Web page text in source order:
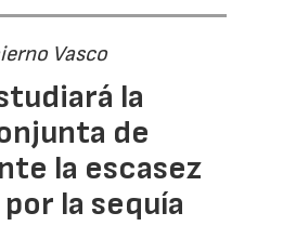
Vasco
la
de
la escasez
la sequía